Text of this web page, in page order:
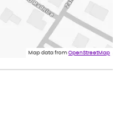
celková spokojenost.
v pěkném stavu. Jediné, co
nedostupného zboží před
Map data fromOpenStreetMap